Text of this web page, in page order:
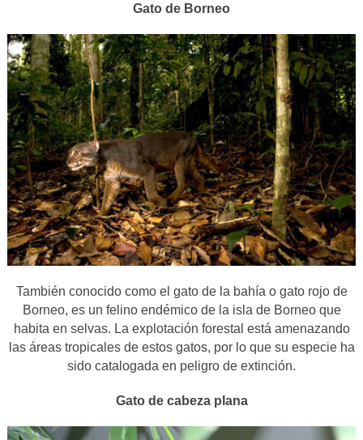
Gato de Borneo
También conocido como el gato de la bahía o gato rojo de
Borneo, es un felino endémico de la isla de Borneo que
habita en selvas. La explotación forestal está amenazando
las áreas tropicales de estos gatos, por lo que su especie ha
sido catalogada en peligro de extinción.
Gato de cabeza plana